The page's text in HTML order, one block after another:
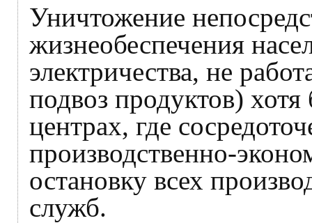
Уничтожение
жизнеобеспечения
электричества, не
подвоз продуктов)
центрах, где
производственно-
остановку всех
служб.